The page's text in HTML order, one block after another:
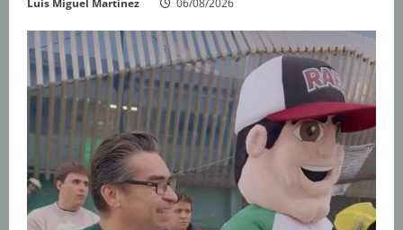
Luis Miguel Martínez 06/08/2026